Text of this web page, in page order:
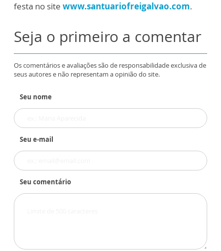
festa no site www.santuariofreigalvao.com.
Seja o primeiro a comentar
Os comentários e avaliações são de responsabilidade exclusiva de
seus autores e não representam a opinião do site.
Seu nome
Seu e-mail
Seu comentário